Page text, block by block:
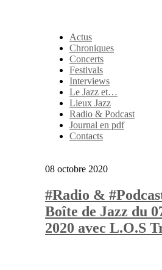
Actus
Chroniques
Concerts
Festivals
Interviews
Le Jazz et…
Lieux Jazz
Radio & Podcast
Journal en pdf
Contacts
08 octobre 2020
#Radio &
Boîte de Jazz du
2020 avec L.O.S